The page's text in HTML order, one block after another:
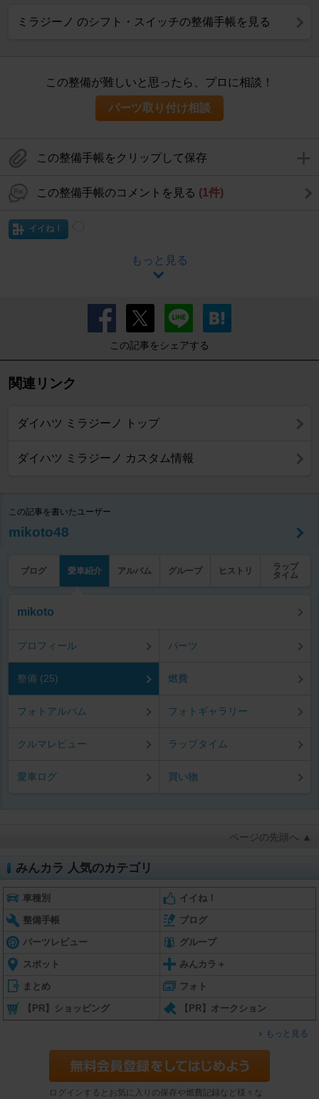
ミラジーノ のシフト・スイッチの整備手帳を見る
この整備が難しいと思ったら、プロに相談！
パーツ取り付け相談
この整備手帳をクリップして保存
この整備手帳のコメントを見る (1件)
イイね！
もっと見る
この記事をシェアする
関連リンク
ダイハツ ミラジーノ トップ
ダイハツ ミラジーノ カスタム情報
この記事を書いたユーザー
mikoto48
ブログ 愛車紹介 アルバム グループ ヒストリ
ラップ
タイム
mikoto
プロフィール パーツ
整備 (25) 燃費
フォトアルバム フォトギャラリー
クルマレビュー ラップタイム
愛車ログ 買い物
ページの先頭へ ▲
みんカラ 人気のカテゴリ
車種別 イイね！
整備手帳 ブログ
パーツレビュー グループ
スポット みんカラ＋
まとめ フォト
【PR】ショッピング 【PR】オークション
もっと見る
ログインするとお気に入りの保存や燃費記録など様々な